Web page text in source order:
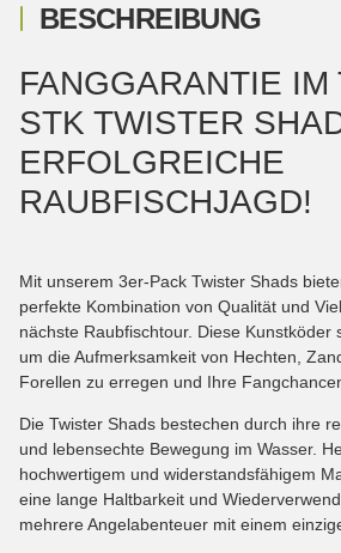
BESCHREIBUNG
FANGGARANTIE IM
STK TWISTER
ERFOLGREICHE
RAUBFISCHJAGD!
Mit unserem 3er-Pack Twister Shads
perfekte Kombination von Qualität und
nächste Raubfischtour. Diese Kunstköder
um die Aufmerksamkeit von Hechten,
Forellen zu erregen und Ihre
Die Twister Shads bestechen durch ihre
und lebensechte Bewegung im Wasser.
hochwertigem und widerstandsfähigem
eine lange Haltbarkeit und
mehrere Angelabenteuer mit einem